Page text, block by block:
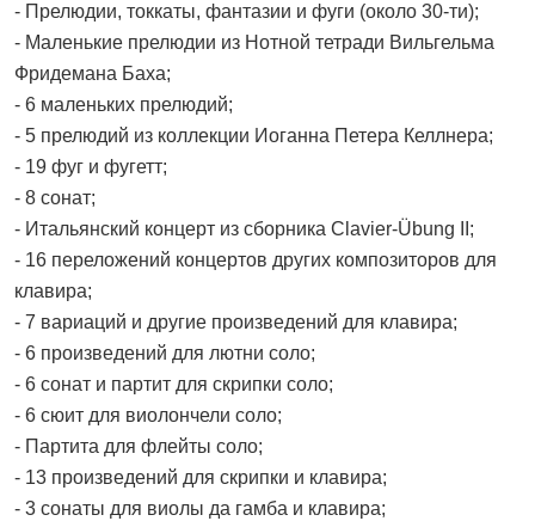
- Прелюдии, токкаты, фантазии и фуги (около 30-ти);
- Маленькие прелюдии из Нотной тетради Вильгельма
Фридемана Баха;
- 6 маленьких прелюдий;
- 5 прелюдий из коллекции Иоганна Петера Келлнера;
- 19 фуг и фугетт;
- 8 сонат;
- Итальянский концерт из сборника Clavier-Übung II;
- 16 переложений концертов других композиторов для
клавира;
- 7 вариаций и другие произведений для клавира;
- 6 произведений для лютни соло;
- 6 сонат и партит для скрипки соло;
- 6 сюит для виолончели соло;
- Партита для флейты соло;
- 13 произведений для скрипки и клавира;
- 3 сонаты для виолы да гамба и клавира;